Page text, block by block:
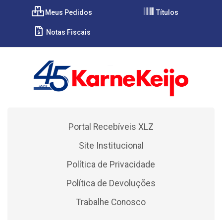
Meus Pedidos Títulos
Notas Fiscais
Portal Recebíveis XLZ
Site Institucional
Política de Privacidade
Política de Devoluções
Trabalhe Conosco